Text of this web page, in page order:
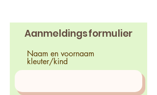
Aanmeldingsformulier
Naam en voornaam
kleuter/kind